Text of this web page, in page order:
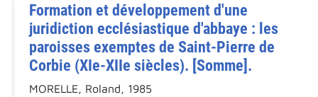
Formation et développement d'une
juridiction ecclésiastique d'abbaye : les
paroisses exemptes de Saint-Pierre de
Corbie (XIe-XIIe siècles). [Somme].
MORELLE, Roland, 1985